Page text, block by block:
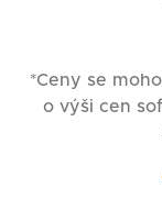
*Ceny se
o výši cen